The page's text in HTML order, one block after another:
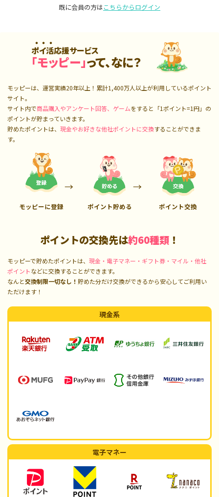
既に会員の方はこちらからログイン
ポイ活応援サービス
「モッピー」って、なに？
モッピーは、運営実績20年以上！累計1,400万人以上が利用しているポイント
サイト。
サイト内で商品購入やアンケート回答、ゲームをすると「1ポイント=1円」の
ポイントが貯まっていきます。
貯めたポイントは、 現金やお好きな他社ポイントに交換することができま
す。
モッピーに登録 ポイント貯める ポイント交換
ポイントの交換先は約60種類 ！
モッピーで貯めたポイントは、 現金・電子マネー・ギフト券・マイル・他社
ポイントなどに交換することができます。
なんと交換制限一切なし！ 貯めた分だけ交換ができるから安心してご利用い
ただけます！
現金系
電子マネー